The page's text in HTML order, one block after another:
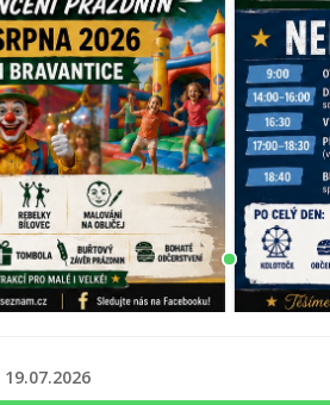
19.07.2026